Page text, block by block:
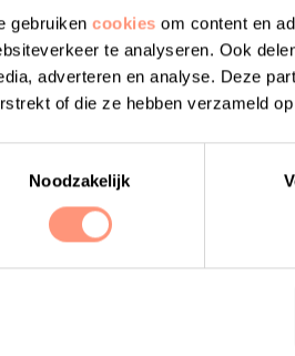
gebruiken cookies om content en
te analyseren. Ook
adverteren en analyse. Deze
of die ze hebben verzameld
Noodzakelijk
deelnemende
op de NSE 2027?
voor onderwijsinstellingen